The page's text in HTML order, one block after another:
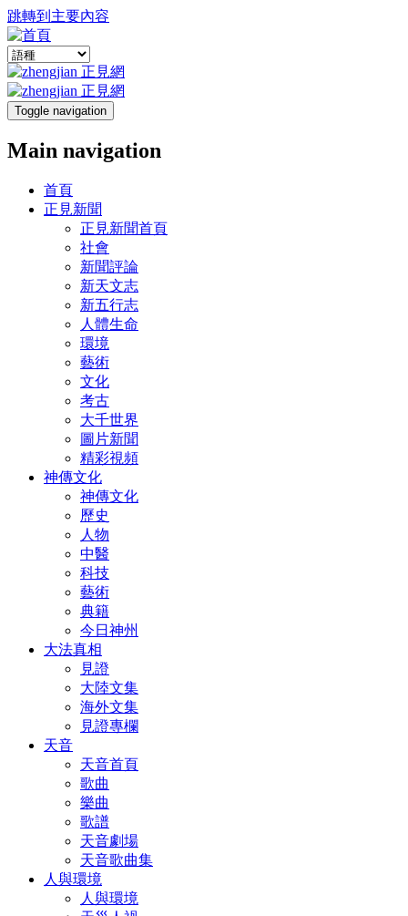
跳轉到主要內容
Toggle navigation
Main navigation
首頁
正見新聞
正見新聞首頁
社會
新聞評論
新天文志
新五行志
人體生命
環境
藝術
文化
考古
大千世界
圖片新聞
精彩視頻
神傳文化
神傳文化
歷史
人物
中醫
科技
藝術
典籍
今日神州
大法真相
見證
大陸文集
海外文集
見證專欄
天音
天音首頁
歌曲
樂曲
歌譜
天音劇場
天音歌曲集
人與環境
人與環境